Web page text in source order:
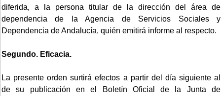
diferida, a la persona titular de la dirección del área de
dependencia de la Agencia de Servicios Sociales y
Dependencia de Andalucía, quién emitirá informe al respecto.
Segundo. Eficacia.
La presente orden surtirá efectos a partir del día siguiente al
de su publicación en el Boletín Oficial de la Junta de